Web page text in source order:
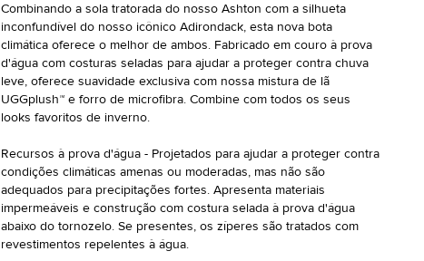
Combinando a sola tratorada do nosso Ashton com a silhueta
inconfundível do nosso icônico Adirondack, esta nova bota
climática oferece o melhor de ambos. Fabricado em couro à prova
d'água com costuras seladas para ajudar a proteger contra chuva
leve, oferece suavidade exclusiva com nossa mistura de lã
UGGplush™ e forro de microfibra. Combine com todos os seus
looks favoritos de inverno.
Recursos à prova d'água - Projetados para ajudar a proteger contra
condições climáticas amenas ou moderadas, mas não são
adequados para precipitações fortes. Apresenta materiais
impermeáveis e construção com costura selada à prova d'água
abaixo do tornozelo. Se presentes, os zíperes são tratados com
revestimentos repelentes à água.